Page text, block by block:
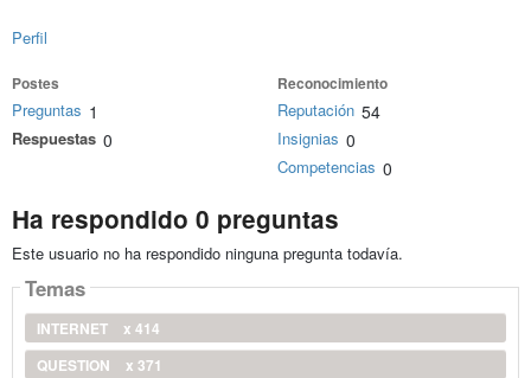
Perfil
Postes
Preguntas 1
Respuestas 0
Reconocimiento
Reputación 54
Insignias 0
Competencias 0
Ha respondido 0 preguntas
Este usuario no ha respondido ninguna pregunta todavía.
Temas
INTERNET
x 414
QUESTION
x 371